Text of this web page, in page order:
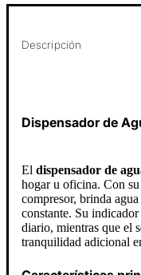
Descripción
Dispensador de
El dispensador de
hogar u oficina. Con
compresor, brinda
constante. Su
diario, mientras que el
tranquilidad adicional